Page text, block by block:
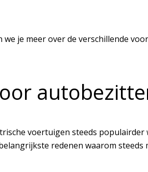
je meer over de verschillende
voertuigen steeds
redenen waarom